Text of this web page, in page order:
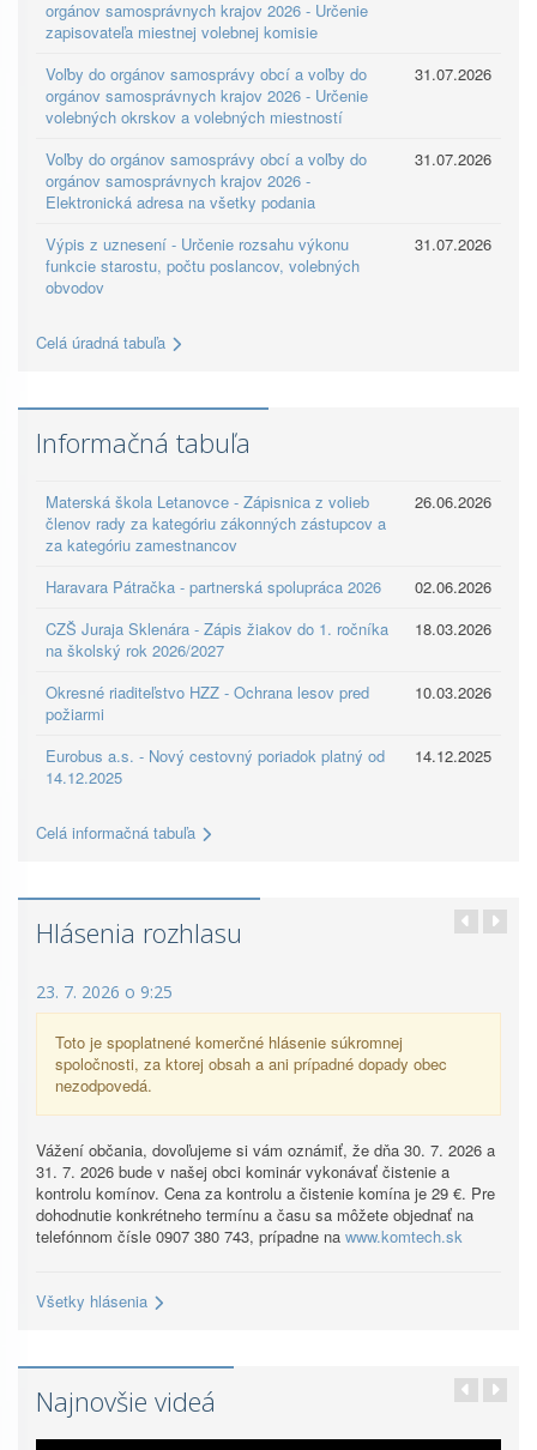
orgánov samosprávnych krajov 2026 - Určenie
zapisovateľa miestnej volebnej komisie
Voľby do orgánov samosprávy obcí a voľby do
orgánov samosprávnych krajov 2026 - Určenie
volebných okrskov a volebných miestností
31.07.2026
Voľby do orgánov samosprávy obcí a voľby do
orgánov samosprávnych krajov 2026 -
Elektronická adresa na všetky podania
31.07.2026
Výpis z uznesení - Určenie rozsahu výkonu
funkcie starostu, počtu poslancov, volebných
obvodov
31.07.2026
Celá úradná tabuľa
Informačná tabuľa
Materská škola Letanovce - Zápisnica z volieb
členov rady za kategóriu zákonných zástupcov a
za kategóriu zamestnancov
26.06.2026
Haravara Pátračka - partnerská spolupráca 2026
02.06.2026
CZŠ Juraja Sklenára - Zápis žiakov do 1. ročníka
na školský rok 2026/2027
18.03.2026
Okresné riaditeľstvo HZZ - Ochrana lesov pred
požiarmi
10.03.2026
Eurobus a.s. - Nový cestovný poriadok platný od
14.12.2025
14.12.2025
Celá informačná tabuľa
Hlásenia rozhlasu
23. 7. 2026 o 9:25
Toto je spoplatnené komerčné hlásenie súkromnej
spoločnosti, za ktorej obsah a ani prípadné dopady obec
nezodpovedá.
Vážení občania, dovoľujeme si vám oznámiť, že dňa 30. 7. 2026 a
31. 7. 2026 bude v našej obci kominár vykonávať čistenie a
kontrolu komínov. Cena za kontrolu a čistenie komína je 29 €. Pre
dohodnutie konkrétneho termínu a času sa môžete objednať na
telefónnom čísle 0907 380 743, prípadne na www.komtech.sk
Všetky hlásenia
Najnovšie videá